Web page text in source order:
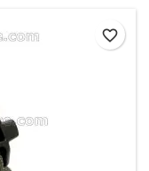
favorite_border